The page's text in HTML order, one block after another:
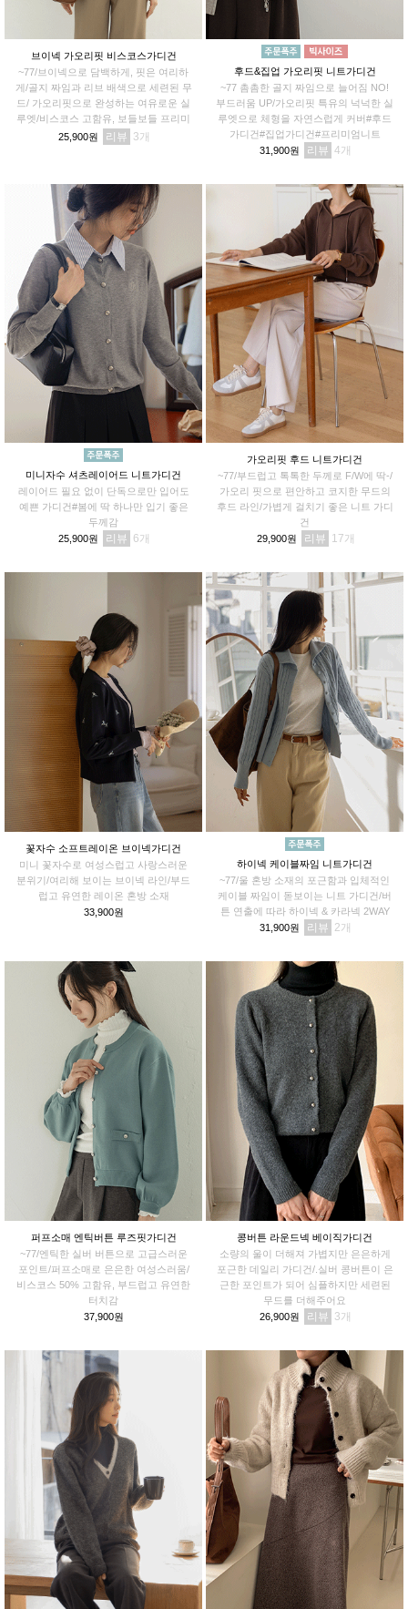
브이넥 가오리핏 비스코스가디건
~77/브이넥으로 담백하게, 핏은 여리하
게/골지 짜임과 리브 배색으로 세련된 무
드/ 가오리핏으로 완성하는 여유로운 실
루엣/비스코스 고함유, 보들보들 프리미
엄 터치
25,900원 리뷰 3
후드&집업 가오리핏 니트가디건
~77 촘촘한 골지 짜임으로 늘어짐 NO!
부드러움 UP/가오리핏 특유의 넉넉한 실
루엣으로 체형을 자연스럽게 커버#후드
가디건#집업가디건#프리미엄니트
31,900원
리뷰 4
미니자수 셔츠레이어드 니트가디건
레이어드 필요 없이 단독으로만 입어도
예쁜 가디건#봄에 딱 하나만 입기 좋은
두께감
25,900원
리뷰 6
가오리핏 후드 니트가디건
~77/부드럽고 톡톡한 두께로 F/W에 딱-/
가오리 핏으로 편안하고 코지한 무드의
후드 라인/가볍게 걸치기 좋은 니트 가디
건
29,900원
리뷰 17
꽃자수 소프트레이온 브이넥가디건
미니 꽃자수로 여성스럽고 사랑스러운
분위기/여리해 보이는 브이넥 라인/부드
럽고 유연한 레이온 혼방 소재
33,900원
하이넥 케이블짜임 니트가디건
~77/울 혼방 소재의 포근함과 입체적인
케이블 짜임이 돋보이는 니트 가디건/버
튼 연출에 따라 하이넥 & 카라넥 2WAY
31,900원
리뷰 2
퍼프소매 엔틱버튼 루즈핏가디건
~77/엔틱한 실버 버튼으로 고급스러운
포인트/퍼프소매로 은은한 여성스러움/
비스코스 50% 고함유, 부드럽고 유연한
터치감
37,900원
콩버튼 라운드넥 베이직가디건
소량의 울이 더해져 가볍지만 은은하게
포근한 데일리 가디건/.실버 콩버튼이 은
근한 포인트가 되어 심플하지만 세련된
무드를 더해주어요
26,900원
리뷰 3